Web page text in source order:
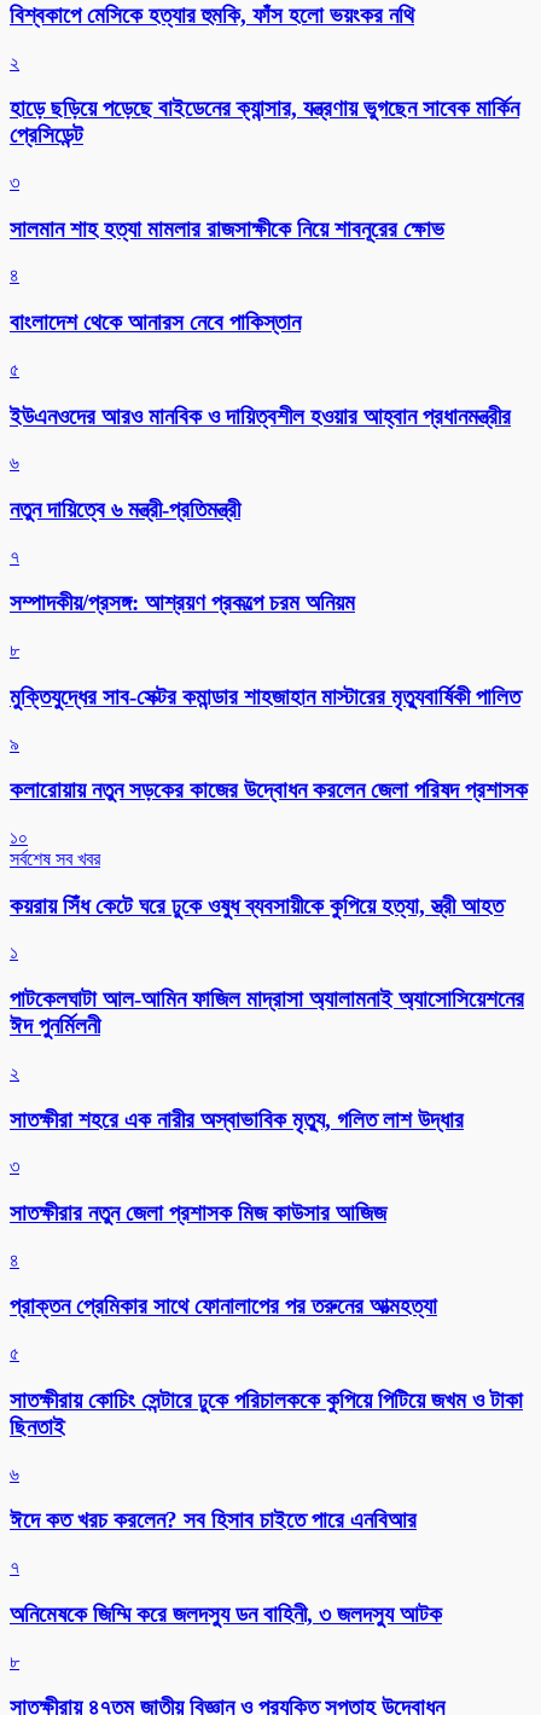
বিশ্বকাপে মেসিকে হত্যার হুমকি, ফাঁস হলো ভয়ংকর নথি
২
হাড়ে ছড়িয়ে পড়েছে বাইডেনের ক্যান্সার, যন্ত্রণায় ভুগছেন সাবেক মার্কিন
প্রেসিডেন্ট
৩
সালমান শাহ হত্যা মামলার রাজসাক্ষীকে নিয়ে শাবনূরের ক্ষোভ
৪
বাংলাদেশ থেকে আনারস নেবে পাকিস্তান
৫
ইউএনওদের আরও মানবিক ও দায়িত্বশীল হওয়ার আহ্বান প্রধানমন্ত্রীর
৬
নতুন দায়িত্বে ৬ মন্ত্রী-প্রতিমন্ত্রী
৭
সম্পাদকীয়/প্রসঙ্গ: আশ্রয়ণ প্রকল্পে চরম অনিয়ম
৮
মুক্তিযুদ্ধের সাব-সেক্টর কমান্ডার শাহজাহান মাস্টারের মৃত্যুবার্ষিকী পালিত
৯
কলারোয়ায় নতুন সড়কের কাজের উদ্বোধন করলেন জেলা পরিষদ প্রশাসক
১০
সর্বশেষ সব খবর
কয়রায় সিঁধ কেটে ঘরে ঢুকে ওষুধ ব্যবসায়ীকে কুপিয়ে হত্যা, স্ত্রী আহত
১
পাটকেলঘাটা আল-আমিন ফাজিল মাদ্রাসা অ্যালামনাই অ্যাসোসিয়েশনের
ঈদ পুনর্মিলনী
২
সাতক্ষীরা শহরে এক নারীর অস্বাভাবিক মৃত্যু, গলিত লাশ উদ্ধার
৩
সাতক্ষীরার নতুন জেলা প্রশাসক মিজ কাউসার আজিজ
৪
প্রাক্তন প্রেমিকার সাথে ফোনালাপের পর তরুনের আত্মহত্যা
৫
সাতক্ষীরায় কোচিং সেন্টারে ঢুকে পরিচালককে কুপিয়ে পিটিয়ে জখম ও টাকা
ছিনতাই
৬
ঈদে কত খরচ করলেন? সব হিসাব চাইতে পারে এনবিআর
৭
অনিমেষকে জিম্মি করে জলদস্যু ডন বাহিনী, ৩ জলদস্যু আটক
৮
সাতক্ষীরায় ৪৭তম জাতীয় বিজ্ঞান ও প্রযুক্তি সপ্তাহ উদ্বোধন